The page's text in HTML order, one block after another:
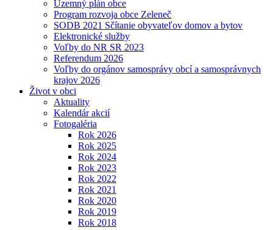
Územný plán obce
Program rozvoja obce Zeleneč
SODB 2021 Sčítanie obyvateľov domov a bytov
Elektronické služby
Voľby do NR SR 2023
Referendum 2026
Voľby do orgánov samosprávy obcí a samosprávnych
krajov 2026
Život v obci
Aktuality
Kalendár akcií
Fotogaléria
Rok 2026
Rok 2025
Rok 2024
Rok 2023
Rok 2022
Rok 2021
Rok 2020
Rok 2019
Rok 2018